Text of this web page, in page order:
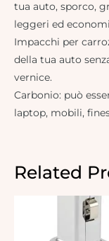
tua auto, sporco,
leggeri ed
Impacchi per
della tua auto
vernice.
Carbonio: può
laptop, mobili,
Related